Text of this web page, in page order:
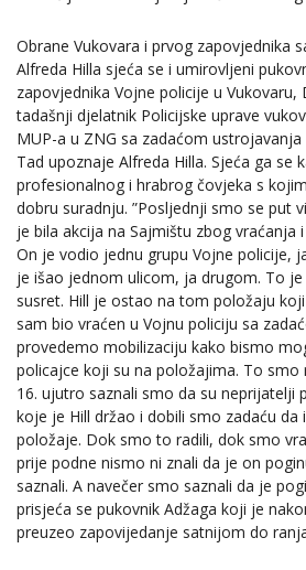
Obrane Vukovara i prvog zapovjednika
Alfreda Hilla sjeća se i umirovljeni
zapovjednika Vojne policije u Vukovaru,
tadašnji djelatnik Policijske uprave
MUP-a u ZNG sa zadaćom
Tad upoznaje Alfreda Hilla. Sjeća ga se
profesionalnog i hrabrog čovjeka s
dobru suradnju. ”Posljednji smo se put
je bila akcija na Sajmištu zbog vraćanja
On je vodio jednu grupu Vojne policije,
je išao jednom ulicom, ja drugom. To
susret. Hill je ostao na tom položaju
sam bio vraćen u Vojnu policiju sa
provedemo mobilizaciju kako bismo
policajce koji su na položajima. To smo
16. ujutro saznali smo da su neprijatelji
koje je Hill držao i dobili smo zadaću da
položaje. Dok smo to radili, dok smo
prije podne nismo ni znali da je on
saznali. A navečer smo saznali da je
prisjeća se pukovnik Adžaga koji je
preuzeo zapovijedanje satnijom do